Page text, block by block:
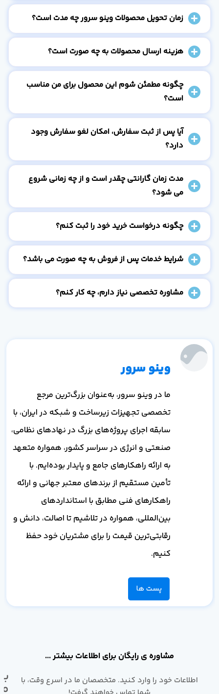
زمان تحویل محصولات وینو سرور چه مدت است؟
هزینه ارسال محصولات به چه صورت است؟
چگونه مطمئن شوم این محصول برای من مناسب
است؟
آیا پس از ثبت سفارش، امکان لغو سفارش وجود
دارد؟
مدت زمان گارانتی چقدر است و از چه زمانی شروع
می شود؟
چگونه درخواست خرید خود را ثبت کنم؟
شرایط خدمات پس از فروش به چه صورت می باشد؟
مشاوره تخصصی نیاز دارم، چه کار کنم؟
وینو سرور
ما در وینو سرور، به‌عنوان بزرگ‌ترین مرجع
تخصصی تجهیزات زیرساخت و شبکه در ایران، با
سابقه اجرای پروژه‌های بزرگ در نهادهای نظامی،
صنعتی و انرژی در سراسر کشور، همواره متعهد
به ارائه راهکارهای جامع و پایدار بوده‌ایم. با
تأمین مستقیم از برندهای معتبر جهانی و ارائه
راهکارهای فنی مطابق با استانداردهای
بین‌المللی، همواره در تلاشیم تا اصالت، دانش و
رقابتی‌ترین قیمت را برای مشتریان خود حفظ
کنیم.
پست ها
مشاوره ی رایگان برای اطلاعات بیشتر ...
اطلاعات خود را وارد کنید. متخصصان ما در اسرع وقت، با
با